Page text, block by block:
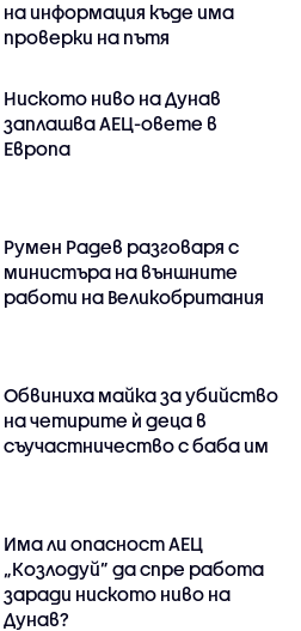
на информация къде има
проверки на пътя
Ниското ниво на Дунав
заплашва АЕЦ-овете в
Европа
Румен Радев разговаря с
министъра на външните
работи на Великобритания
Обвиниха майка за убийство
на четирите ѝ деца в
съучастничество с баба им
Има ли опасност АЕЦ
„Козлодуй” да спре работа
заради ниското ниво на
Дунав?